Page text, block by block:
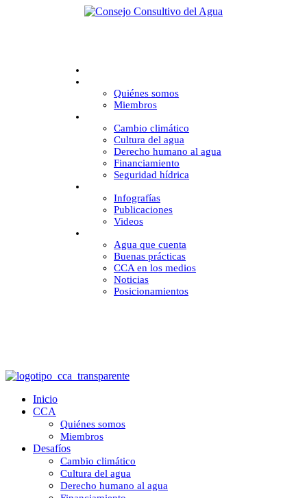
Quiénes somos
Miembros
Cambio climático
Cultura del agua
Derecho humano al agua
Financiamiento
Seguridad hídrica
Infografías
Publicaciones
Videos
Agua que cuenta
Buenas prácticas
CCA en los medios
Noticias
Posicionamientos
Inicio
CCA
Quiénes somos
Miembros
Desafíos
Cambio climático
Cultura del agua
Derecho humano al agua